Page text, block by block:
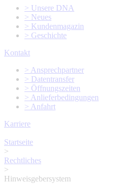
> Unsere DNA
> Neues
> Kundenmagazin
> Geschichte
Kontakt
> Ansprechpartner
> Datentransfer
> Öffnungszeiten
> Anlieferbedingungen
> Anfahrt
Karriere
Startseite
>
Rechtliches
>
Hinweisgebersystem